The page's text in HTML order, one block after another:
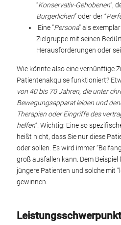
“Konservativ-Gehobenen”,
Bürgerlichen” oder der “
Eine “Persona” als
Zielgruppe mit seinen
Herausforderungen oder
Wie könnte also eine vernünftige
Patientenakquise funktioniert?
von 40 bis 70 Jahren, die unter
Bewegungsapparat leiden und
Therapien oder Eingriffe des
helfen”. Wichtig: Eine so
heißt nicht, dass Sie nur diese
oder sollen. Es wird immer
groß ausfallen kann. Dem Beispiel
jüngere Patienten und solche mit
gewinnen.